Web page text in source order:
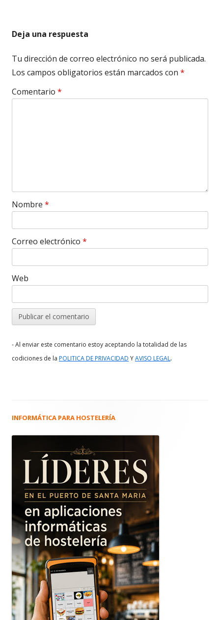
Deja una respuesta
Tu dirección de correo electrónico no será publicada.
Los campos obligatorios están marcados con *
Comentario *
Nombre *
Correo electrónico *
Web
- Al enviar este comentario estoy aceptando la totalidad de las
codiciones de la POLITICA DE PRIVACIDAD YAVISO LEGAL.
Barra
principal
INFORMÁTICA PARA HOSTELERÍA